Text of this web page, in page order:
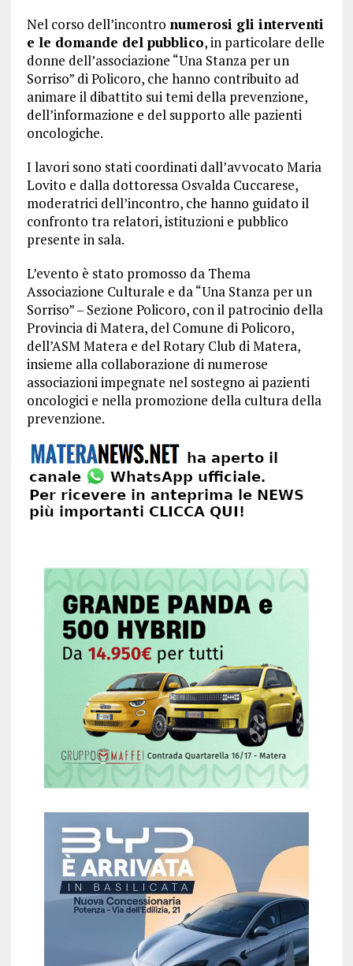
Nel corso dell’incontro numerosi gli interventi
e le domande del pubblico, in particolare delle
donne dell’associazione “Una Stanza per un
Sorriso” di Policoro, che hanno contribuito ad
animare il dibattito sui temi della prevenzione,
dell’informazione e del supporto alle pazienti
oncologiche.
I lavori sono stati coordinati dall’avvocato Maria
Lovito e dalla dottoressa Osvalda Cuccarese,
moderatrici dell’incontro, che hanno guidato il
confronto tra relatori, istituzioni e pubblico
presente in sala.
L’evento è stato promosso da Thema
Associazione Culturale e da “Una Stanza per un
Sorriso” – Sezione Policoro, con il patrocinio della
Provincia di Matera, del Comune di Policoro,
dell’ASM Matera e del Rotary Club di Matera,
insieme alla collaborazione di numerose
associazioni impegnate nel sostegno ai pazienti
oncologici e nella promozione della cultura della
prevenzione.